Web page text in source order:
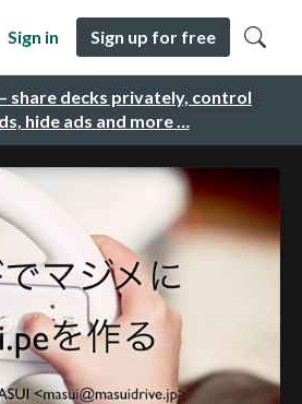
share decks privately, control
hide ads and more …
Sign in Sign up for free